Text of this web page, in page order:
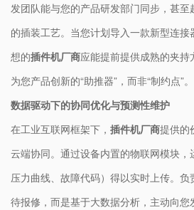
发团队能与您的产品研发部门同步，甚
的插装工艺。当您计划导入一款新型连
想的插件机厂商应能提前提供成熟的夹
为您产品创新的“助推器”，而非“制约点”。
数据驱动下的协同优化与预测性维护
在工业互联网框架下， 插件机厂商提供的
云端协同。通过设备内置的物联网模块，
压力曲线、故障代码）得以实时上传。
待报修，而是基于大数据分析，主动向您